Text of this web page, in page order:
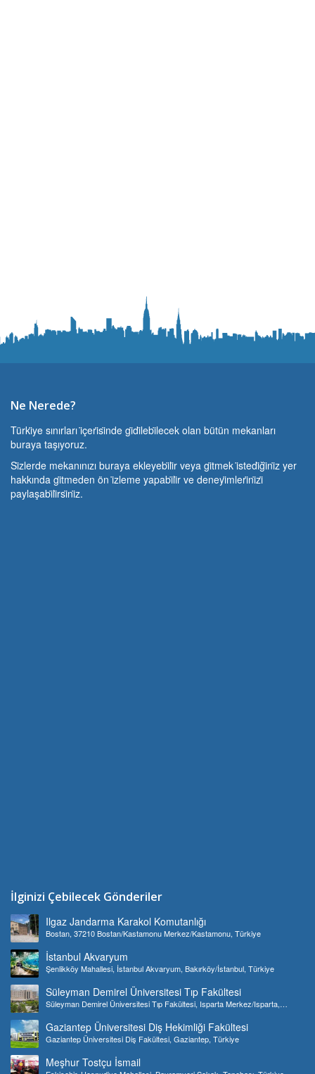
Ne Nerede?
Türki̇ye sınırları i̇çeri̇si̇nde gi̇di̇lebi̇lecek olan bütün mekanları
buraya taşıyoruz.
Si̇zlerde mekanınızı buraya ekleyebi̇li̇r veya gi̇tmek i̇stedi̇ği̇ni̇z yer
hakkında gi̇tmeden ön i̇zleme yapabi̇li̇r ve deneyi̇mleri̇ni̇zi̇
paylaşabi̇li̇rsi̇ni̇z.
İlginizi Çebilecek Gönderiler
Ilgaz Jandarma Karakol Komutanlığı
Bostan, 37210 Bostan/Kastamonu Merkez/Kastamonu, Türkiye
İstanbul Akvaryum
Şenlikköy Mahallesi, İstanbul Akvaryum, Bakırköy/İstanbul, Türkiye
Süleyman Demirel Üniversitesi Tıp Fakültesi
Süleyman Demirel Üniversitesi Tıp Fakültesi, Isparta Merkez/Isparta,
Gaziantep Üniversitesi Diş Hekimliği Fakültesi
Gaziantep Üniversitesi Diş Fakültesi, Gaziantep, Türkiye
Meşhur Tostçu İsmail